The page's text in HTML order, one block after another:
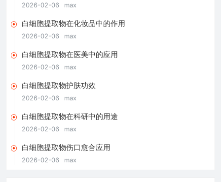
2026-02-06 max
白细胞提取物在化妆品中的作用
2026-02-06 max
白细胞提取物在医美中的应用
2026-02-06 max
白细胞提取物护肤功效
2026-02-06 max
白细胞提取物在科研中的用途
2026-02-06 max
白细胞提取物伤口愈合应用
2026-02-06 max